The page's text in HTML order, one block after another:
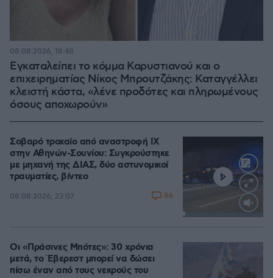
Εγκαταλείπει το κόμμα Καρυστιανού και ο
επιχειρηματίας Νίκος Μπρουτζάκης: Καταγγέλλει
κλειστή κάστα, «λένε προδότες και πληρωμένους
όσους αποχωρούν»
08.08.2026, 18:48
Σοβαρό τροχαίο από αναστροφή ΙΧ
στην Αθηνών-Σουνίου: Συγκρούστηκε
με μηχανή της ΔΙΑΣ, δύο αστυνομικοί
τραυματίες, βίντεο
08.08.2026, 23:07 86
Οι «Πράσινες Μπότες»: 30 χρόνια
μετά, το Έβερεστ μπορεί να δώσει
πίσω έναν από τους νεκρούς του